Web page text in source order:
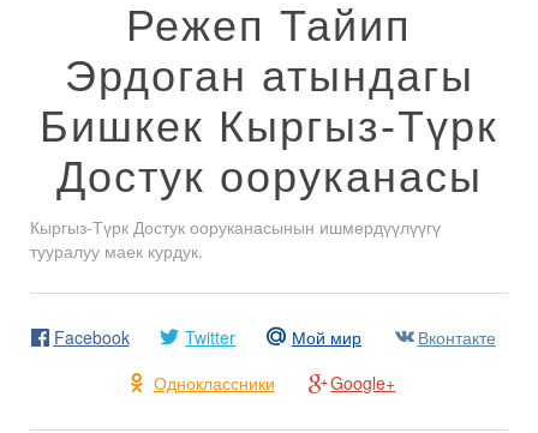
Режеп Тайип
Эрдоган атындагы
Бишкек Кыргыз-Түрк
Достук ооруканасы
Кыргыз-Түрк Достук ооруканасынын ишмердүүлүүгү
тууралуу маек курдук.
Facebook Twitter Мой мир
Вконтакте
Одноклассники
Google+